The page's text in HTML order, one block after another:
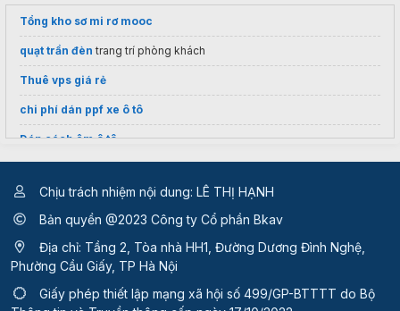
Tổng kho sơ mi rơ mooc
quạt trần đèn trang trí phòng khách
Thuê vps giá rẻ
chi phí dán ppf xe ô tô
Dán cách âm ô tô
Chịu trách nhiệm nội dung: LÊ THỊ HẠNH
Bản quyền @2023 Công ty Cổ phần Bkav
Địa chỉ: Tầng 2, Tòa nhà HH1, Đường Dương Đình Nghệ,
Phường Cầu Giấy, TP Hà Nội
Giấy phép thiết lập mạng xã hội số 499/GP-BTTTT do Bộ